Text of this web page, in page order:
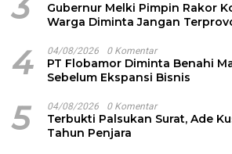
Gubernur Melki Pimpin Rakor
Warga Diminta Jangan
4 04/08/2026 0 Komentar
PT Flobamor Diminta Benahi
Sebelum Ekspansi Bisnis
5 04/08/2026 0 Komentar
Terbukti Palsukan Surat, Ade
Tahun Penjara